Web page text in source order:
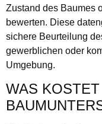
Zustand des Baumes
bewerten. Diese
sichere Beurteilung
gewerblichen oder
Umgebung.
WAS